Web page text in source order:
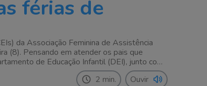
férias de
da Associação Feminina de Assistência
(8). Pensando em atender os pais que
de Educação Infantil (DEI), junto com
projeto Férias de […]
2 min. Ouvir